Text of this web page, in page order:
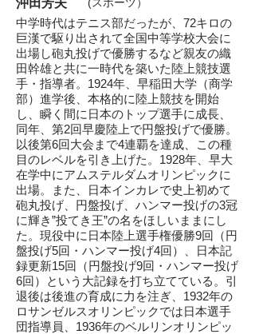
沖田芳夫
中学時代はテニス部だったが、72キロの
巨漢で駆り出されて全国中等学校大会に
出場し砲丸投げで優勝するなど親友の織
田幹雄と共に一時代を築いた陸上競技選
手・指導者。1924年、早稲田大学（商学
部）進学後、本格的に陸上競技を開始
し、瞬く間に日本のトップ選手に成長、
同年、第2回早慶陸上で円盤投げで優勝。
以後第6回大会まで4連覇を達成、この種
目のレベルを引き上げた。1928年、早大
在学中にアムステルダムオリンピックに
出場。また、日本インカレで史上初めて
砲丸投げ、円盤投げ、ハンマー投げの3冠
に輝き”投てき王”の名をほしいままにし
た。現役中に日本陸上選手権優勝9回（円
盤投げ5回・ハンマー投げ4回）、日本記
録更新15回（円盤投げ9回・ハンマー投げ
6回）という大記録を打ち立てている。引
退後は後進の育成に力を注ぎ、1932年の
ロサンゼルスオリンピックでは日本選手
団指導員、1936年のベルリンオリンピッ